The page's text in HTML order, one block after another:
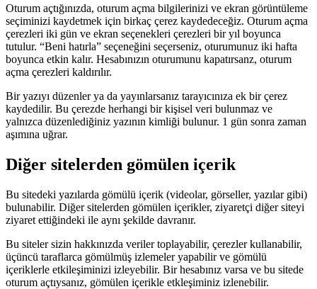
Oturum açtığınızda, oturum açma bilgilerinizi ve ekran görüntüleme
seçiminizi kaydetmek için birkaç çerez kaydedeceğiz. Oturum açma
çerezleri iki gün ve ekran seçenekleri çerezleri bir yıl boyunca
tutulur. “Beni hatırla” seçeneğini seçerseniz, oturumunuz iki hafta
boyunca etkin kalır. Hesabınızın oturumunu kapatırsanz, oturum
açma çerezleri kaldırılır.
Bir yazıyı düzenler ya da yayınlarsanız tarayıcınıza ek bir çerez
kaydedilir. Bu çerezde herhangi bir kişisel veri bulunmaz ve
yalnızca düzenlediğiniz yazının kimliği bulunur. 1 gün sonra zaman
aşımına uğrar.
Diğer sitelerden gömülen içerik
Bu sitedeki yazılarda gömülü içerik (videolar, görseller, yazılar gibi)
bulunabilir. Diğer sitelerden gömülen içerikler, ziyaretçi diğer siteyi
ziyaret ettiğindeki ile aynı şekilde davranır.
Bu siteler sizin hakkınızda veriler toplayabilir, çerezler kullanabilir,
üçüncü taraflarca gömülmüş izlemeler yapabilir ve gömülü
içeriklerle etkileşiminizi izleyebilir. Bir hesabınız varsa ve bu sitede
oturum açtıysanız, gömülen içerikle etkleşiminiz izlenebilir.